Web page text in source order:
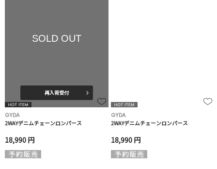
SOLD OUT
再入荷受付
GYDA
2WAYデニムチェーンロンパース
18,990 円
GYDA
2WAYデニムチェーンロンパース
18,990 円